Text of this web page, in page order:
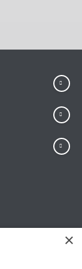
×